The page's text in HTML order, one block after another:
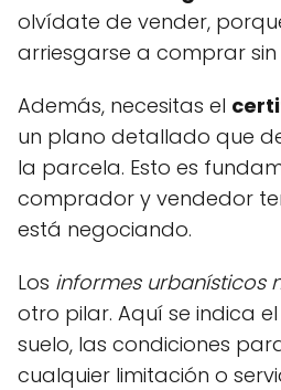
olvídate de vender,
arriesgarse a comprar
Además, necesitas el
un plano detallado que
la parcela. Esto es
comprador y vendedor
está negociando.
Los informes urbanísticos
otro pilar. Aquí se indica
suelo, las condiciones
cualquier limitación o